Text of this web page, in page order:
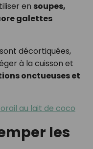
en soupes,
galettes
décortiquées,
à la cuisson et
onctueuses et
au lait de coco
les